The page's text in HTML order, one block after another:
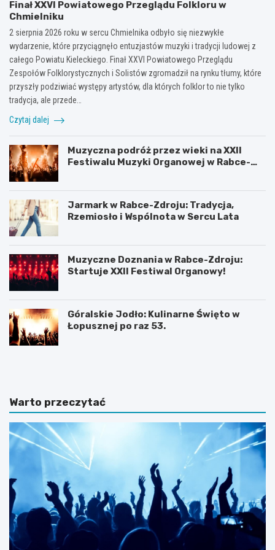
Finał XXVI Powiatowego Przeglądu Folkloru w
Chmielniku
2 sierpnia 2026 roku w sercu Chmielnika odbyło się niezwykłe
wydarzenie, które przyciągnęło entuzjastów muzyki i tradycji ludowej z
całego Powiatu Kieleckiego. Finał XXVI Powiatowego Przeglądu
Zespołów Folklorystycznych i Solistów zgromadził na rynku tłumy, które
przyszły podziwiać występy artystów, dla których folklor to nie tylko
tradycja, ale przede…
Czytaj dalej
Muzyczna podróż przez wieki na XXII
Festiwalu Muzyki Organowej w Rabce-
Jarmark w Rabce-Zdroju: Tradycja,
Rzemiosło i Wspólnota w Sercu Lata
Muzyczne Doznania w Rabce-Zdroju:
Startuje XXII Festiwal Organowy!
Góralskie Jodło: Kulinarne Święto w
Łopusznej po raz 53.
P
D
u
b
a
j
a
r
o
s
ł
a
P
w
S
z
t
o
w
i
e
–
d
Warto przeczytać